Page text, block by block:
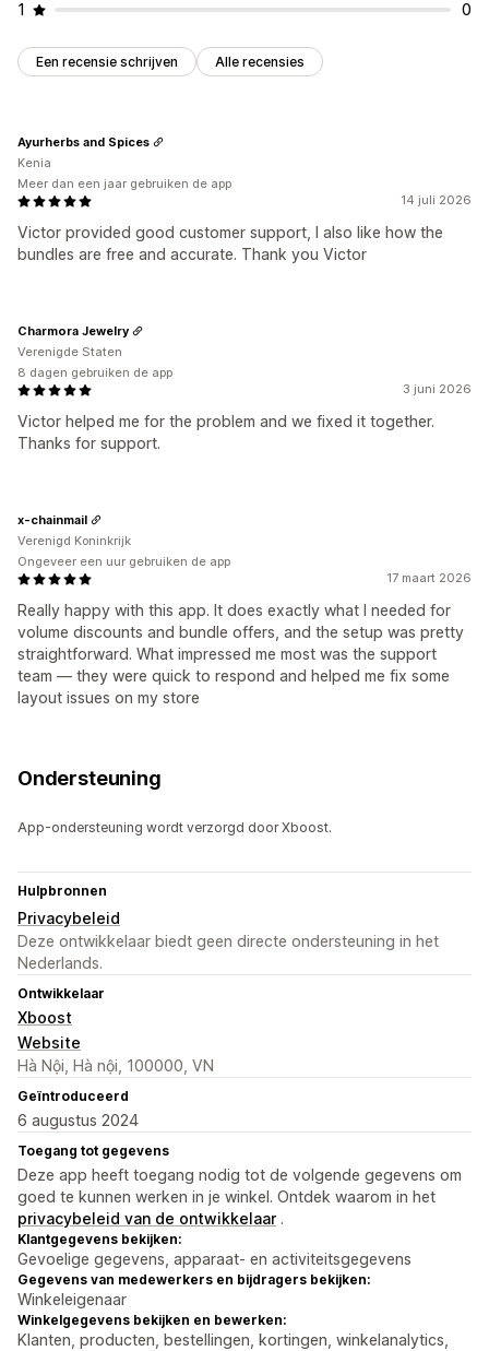
1 0
Een recensie schrijven Alle recensies
14 juli 2026
Victor provided good customer support, I also like how the
bundles are free and accurate. Thank you Victor
Ayurherbs and Spices
Kenia
Meer dan een jaar gebruiken de app
3 juni 2026
Victor helped me for the problem and we fixed it together.
Thanks for support.
Charmora Jewelry
Verenigde Staten
8 dagen gebruiken de app
17 maart 2026
Really happy with this app. It does exactly what I needed for
volume discounts and bundle offers, and the setup was pretty
straightforward. What impressed me most was the support
team — they were quick to respond and helped me fix some
layout issues on my store
x-chainmail
Verenigd Koninkrijk
Ongeveer een uur gebruiken de app
Ondersteuning
App-ondersteuning wordt verzorgd door Xboost.
Hulpbronnen
Privacybeleid
Deze ontwikkelaar biedt geen directe ondersteuning in het
Nederlands.
Ontwikkelaar
Xboost
Website
Hà Nội, Hà nội, 100000, VN
Geïntroduceerd
6 augustus 2024
Toegang tot gegevens
Deze app heeft toegang nodig tot de volgende gegevens om
goed te kunnen werken in je winkel. Ontdek waarom in het
privacybeleid van de ontwikkelaar .
Klantgegevens bekijken:
Gevoelige gegevens, apparaat- en activiteitsgegevens
Gegevens van medewerkers en bijdragers bekijken:
Winkeleigenaar
Winkelgegevens bekijken en bewerken:
Klanten, producten, bestellingen, kortingen, winkelanalytics,